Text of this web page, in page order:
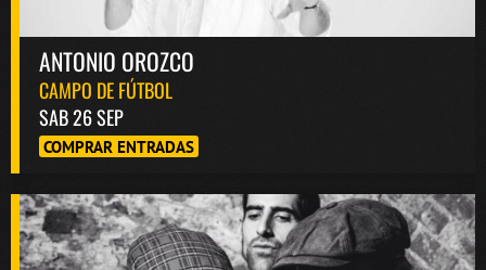
ANTONIO OROZCO
CAMPO DE FÚTBOL
SAB 26 SEP
COMPRAR ENTRADAS